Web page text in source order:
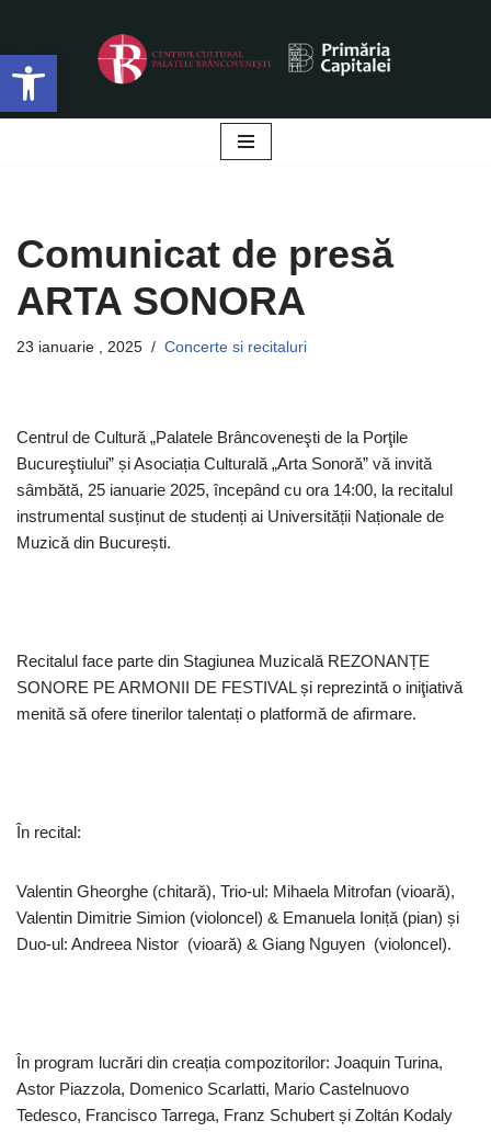
Deschide bara de unelte
Sari
la
conținut
Comunicat de presă
ARTA SONORA
23 ianuarie , 2025 Concerte si recitaluri
Centrul de Cultură „Palatele Brâncoveneşti de la Porţile
Bucureştiului” și Asociația Culturală „Arta Sonoră” vă invită
sâmbătă, 25 ianuarie 2025, începând cu ora 14:00, la recitalul
instrumental susținut de studenți ai Universității Naționale de
Muzică din București.
Recitalul face parte din Stagiunea Muzicală REZONANȚE
SONORE PE ARMONII DE FESTIVAL și reprezintă o iniţiativă
menită să ofere tinerilor talentați o platformă de afirmare.
În recital:
Valentin Gheorghe (chitară), Trio-ul: Mihaela Mitrofan (vioară),
Valentin Dimitrie Simion (violoncel) & Emanuela Ioniță (pian) și
Duo-ul: Andreea Nistor (vioară) & Giang Nguyen (violoncel).
În program lucrări din creația compozitorilor: Joaquin Turina,
Astor Piazzola, Domenico Scarlatti, Mario Castelnuovo
Tedesco, Francisco Tarrega, Franz Schubert și Zoltán Kodaly